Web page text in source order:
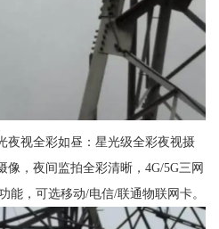
夜视全彩如昼：星光级全彩夜视摄
，夜间监拍全彩清晰，4G/5G三网
能，可选移动/电信/联通物联网卡。